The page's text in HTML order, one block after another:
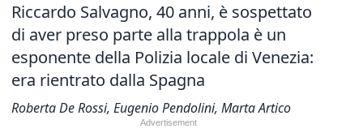
Riccardo Salvagno, 40 anni, è sospettato
di aver preso parte alla trappola è un
esponente della Polizia locale di Venezia:
era rientrato dalla Spagna
Roberta De Rossi, Eugenio Pendolini, Marta Artico